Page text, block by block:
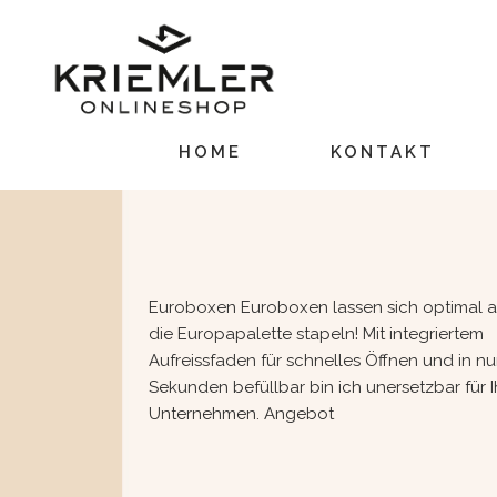
HOME KONTAKT
Euroboxen Euroboxen lassen sich optimal auf
die Europapalette stapeln! Mit integriertem
Aufreissfaden für schnelles Öffnen und in nur 2
Sekunden befüllbar bin ich unersetzbar für Ihr
Unternehmen. Angebot